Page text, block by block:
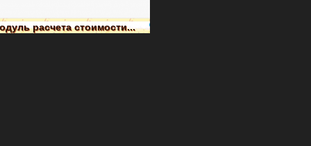
расчета стоимости...